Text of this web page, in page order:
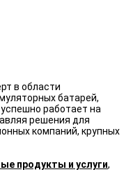
в области
батарей,
работает на
решения для
компаний, крупных
продукты и услуги,